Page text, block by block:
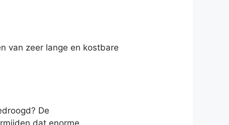
van zeer lange en kostbare
De